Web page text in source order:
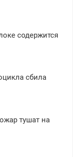
содержится
сбила
тушат на